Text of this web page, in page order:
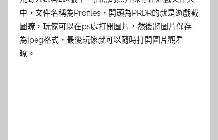
中，文件名稱為Profiles，開頭為PRDR的就是遊戲截
圖瞭，玩傢可以在ps處打開圖片，然後將圖片保存
為jpeg格式，最後玩傢就可以隨時打開圖片觀看
瞭。